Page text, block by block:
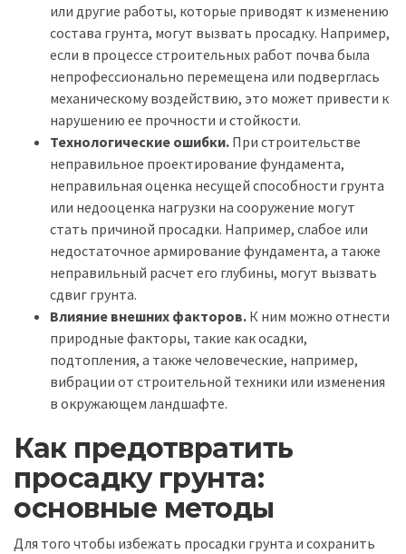
или другие работы, которые приводят к изменению
состава грунта, могут вызвать просадку. Например,
если в процессе строительных работ почва была
непрофессионально перемещена или подверглась
механическому воздействию, это может привести к
нарушению ее прочности и стойкости.
Технологические ошибки. При строительстве
неправильное проектирование фундамента,
неправильная оценка несущей способности грунта
или недооценка нагрузки на сооружение могут
стать причиной просадки. Например, слабое или
недостаточное армирование фундамента, а также
неправильный расчет его глубины, могут вызвать
сдвиг грунта.
Влияние внешних факторов. К ним можно отнести
природные факторы, такие как осадки,
подтопления, а также человеческие, например,
вибрации от строительной техники или изменения
в окружающем ландшафте.
Как предотвратить
просадку грунта:
основные методы
Для того чтобы избежать просадки грунта и сохранить